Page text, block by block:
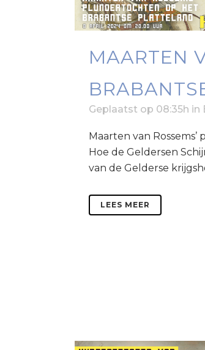
MAARTEN
Geplaatst op 08:35h in
Maarten van
Hoe de Geldersen
van de Gelderse
LEES MEER